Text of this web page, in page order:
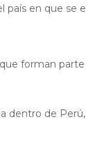
país en que se
forman
dentro de